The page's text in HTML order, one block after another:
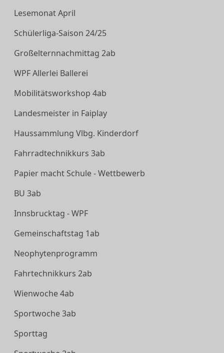
Lesemonat April
Schülerliga-Saison 24/25
Großelternnachmittag 2ab
WPF Allerlei Ballerei
Mobilitätsworkshop 4ab
Landesmeister in Faiplay
Haussammlung Vlbg. Kinderdorf
Fahrradtechnikkurs 3ab
Papier macht Schule - Wettbewerb
BU 3ab
Innsbrucktag - WPF
Gemeinschaftstag 1ab
Neophytenprogramm
Fahrtechnikkurs 2ab
Wienwoche 4ab
Sportwoche 3ab
Sporttag